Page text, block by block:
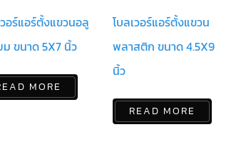
อร์แอร์ตั้งแขวนอลู
ม ขนาด 5X7 นิ้ว
MORE
โบลเวอร์แอร์ตั้งแขวน
พลาสติก ขนาด 4.5X9
นิ้ว
READ MORE